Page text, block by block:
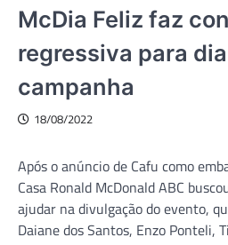
McDia Feliz faz
regressiva para
campanha
18/08/2022
Após o anúncio de Cafu como
Casa Ronald McDonald ABC
ajudar na divulgação do evento,
Daiane dos Santos, Enzo Ponteli,